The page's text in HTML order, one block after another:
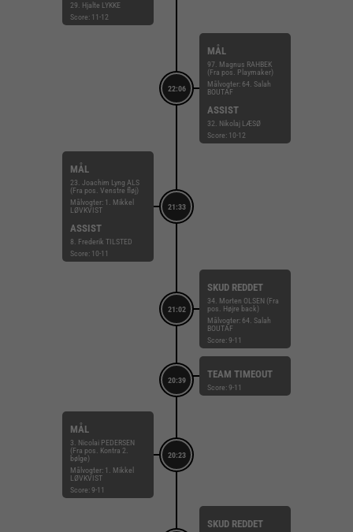
29. Hjalte LYKKE
Score: 11-12
22:06
MÅL
97. Magnus RAHBEK
(Fra pos. Playmaker)
Målvogter: 64. Salah
BOUTAF
ASSIST
32. Nikolaj LÆSØ
Score: 10-12
21:33
MÅL
23. Joachim Lyng ALS
(Fra pos. Venstre fløj)
Målvogter: 1. Mikkel
LØVKVIST
ASSIST
8. Frederik TILSTED
Score: 10-11
21:02
SKUD REDDET
34. Morten OLSEN (Fra
pos. Højre back)
Målvogter: 64. Salah
BOUTAF
Score: 9-11
20:39
TEAM TIMEOUT
Score: 9-11
20:23
MÅL
3. Nicolai PEDERSEN
(Fra pos. Kontra 2.
bølge)
Målvogter: 1. Mikkel
LØVKVIST
Score: 9-11
SKUD REDDET